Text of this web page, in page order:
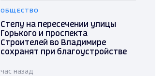
ОБЩЕСТВО
Стелу на пересечении улицы
Горького и проспекта
Строителей во Владимире
сохранят при благоустройстве
час назад